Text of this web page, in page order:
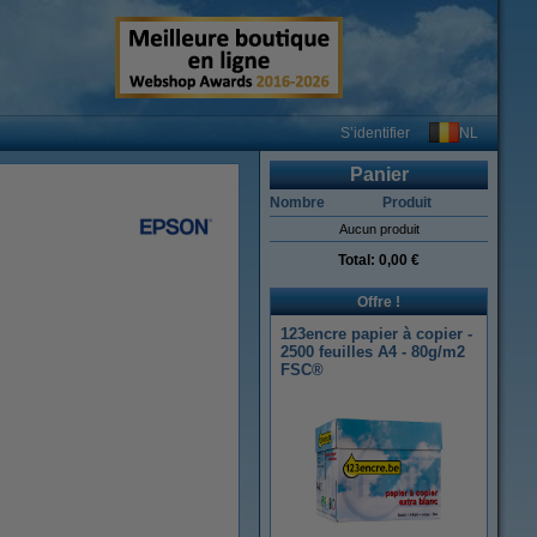
S’identifier NL
Panier
Nombre Produit
Aucun produit
Total: 0,00 €
Offre !
123encre papier à copier -
2500 feuilles A4 - 80g/m2
FSC®